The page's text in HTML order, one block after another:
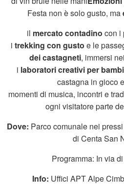
Festa non è solo gusto, ma
il mercato contadino con i
itrekking con gusto e le
dei castagneti, immersi
i laboratori creativi per
castagna in gioco
momenti di musica, incontri e
ogni visitatore parte
Dove: Parco comunale nei
di Centa San
Programma: In via
Info: Uffici APT Alpe